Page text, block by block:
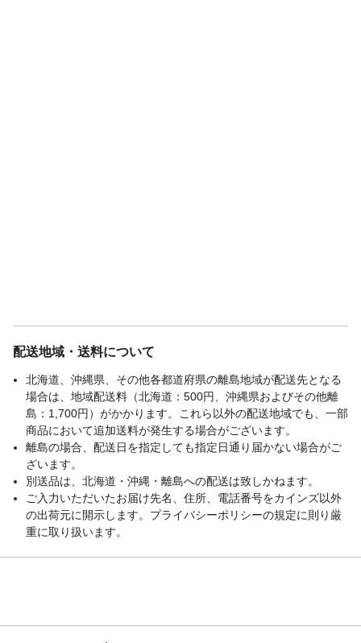
配送地域・送料について
北海道、沖縄県、その他各都道府県の離島地域が配送先となる
場合は、地域配送料（北海道：500円、沖縄県およびその他離
島：1,700円）がかかります。これら以外の配送地域でも、一部
商品において追加送料が発生する場合がございます。
離島の場合、配送日を指定しても指定日通り届かない場合がご
ざいます。
別送品は、北海道・沖縄・離島への配送は致しかねます。
ご入力いただいたお届け先名、住所、電話番号をカインズ以外
の出荷元に開示します。プライバシーポリシーの規定に則り厳
重に取り扱います。